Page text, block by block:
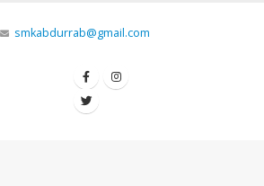
smkabdurrab@gmail.com